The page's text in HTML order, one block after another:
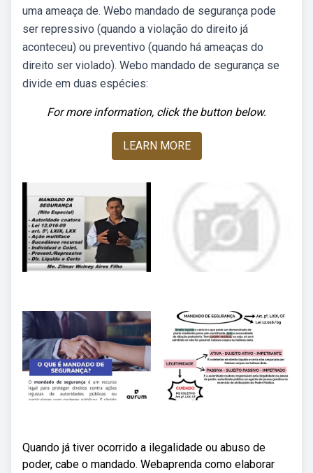
uma ameaça de. Webo mandado de segurança pode
ser repressivo (quando a violação do direito já
aconteceu) ou preventivo (quando há ameaças do
direito ser violado). Webo mandado de segurança se
divide em duas espécies:
For more information, click the button below.
LEARN MORE
Quando já tiver ocorrido a ilegalidade ou abuso de
poder, cabe o mandado. Webaprenda como elaborar